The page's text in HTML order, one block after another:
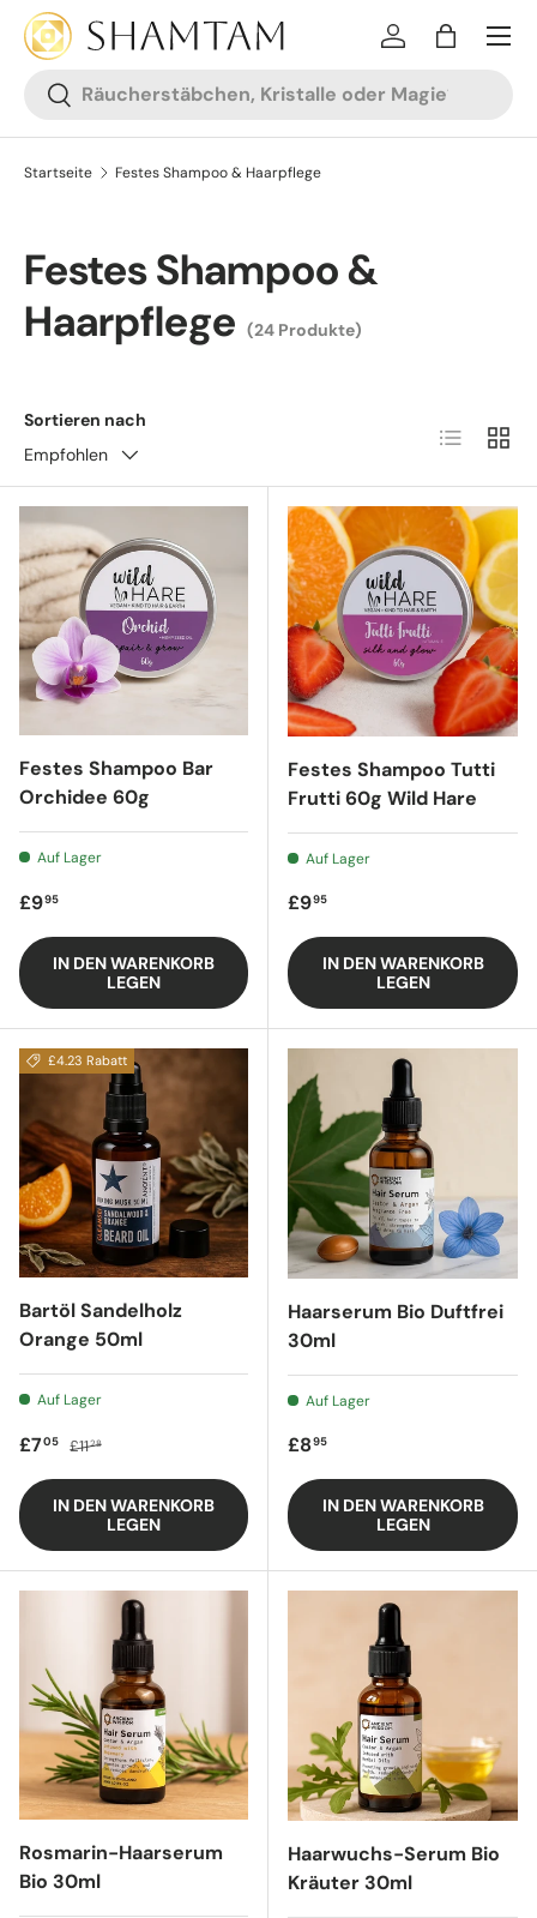
ZUM INHALT SPRINGEN
Suchen
Suchen
AnmeldenTasche
Startseite Festes Shampoo & Haarpflege
Festes Shampoo &
Haarpflege (24 Produkte)
Sortieren nach
Empfohlen
Liste
Festes Shampoo Bar
Orchidee 60g
Auf Lager
Regulärer Preis
£995
IN DEN WARENKORB
LEGEN
Festes Shampoo Tutti
Frutti 60g Wild Hare
Auf Lager
Regulärer Preis
£995
IN DEN WARENKORB
LEGEN
£4.23 Rabatt
Bartöl Sandelholz
Orange 50ml
Auf Lager
Verkaufspreis
£705 Regulärer Preis
£1128
IN DEN WARENKORB
LEGEN
Haarserum Bio Duftfrei
30ml
Auf Lager
Regulärer Preis
£895
IN DEN WARENKORB
LEGEN
Rosmarin-Haarserum
Bio 30ml
Haarwuchs-Serum Bio
Kräuter 30ml